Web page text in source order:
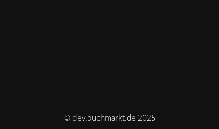
© dev.buchmarkt.de 2025